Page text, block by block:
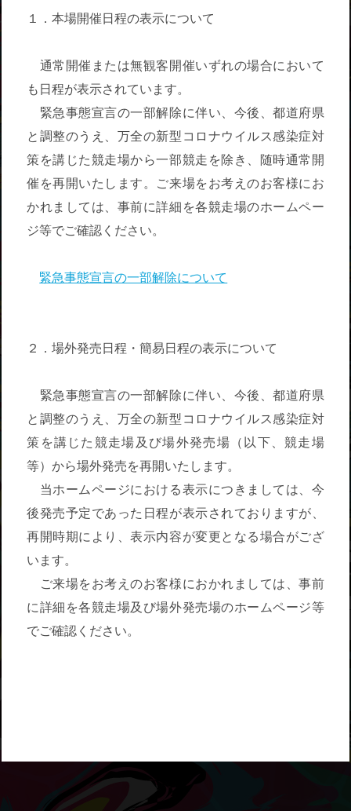
１．本場開催日程の表示について
通常開催または無観客開催いずれの場合において
も日程が表示されています。
緊急事態宣言の一部解除に伴い、今後、都道府県
と調整のうえ、万全の新型コロナウイルス感染症対
策を講じた競走場から一部競走を除き、随時通常開
催を再開いたします。ご来場をお考えのお客様にお
かれましては、事前に詳細を各競走場のホームペー
ジ等でご確認ください。
緊急事態宣言の一部解除について
２．場外発売日程・簡易日程の表示について
緊急事態宣言の一部解除に伴い、今後、都道府県
と調整のうえ、万全の新型コロナウイルス感染症対
策を講じた競走場及び場外発売場（以下、競走場
等）から場外発売を再開いたします。
当ホームページにおける表示につきましては、今
後発売予定であった日程が表示されておりますが、
再開時期により、表示内容が変更となる場合がござ
います。
ご来場をお考えのお客様におかれましては、事前
に詳細を各競走場及び場外発売場のホームページ等
でご確認ください。